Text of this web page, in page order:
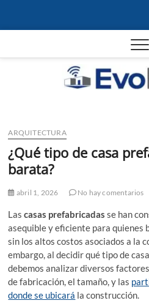
contenido
ARQUITECTURA
¿Qué tipo de casa
barata?
abril 1, 2026 No hay comentarios
Lascasas prefabricadas se han
asequible y eficiente para quienes
sin los altos costos asociados a la
embargo, al decidir qué tipo de
debemos analizar diversos
de fabricación, el tamaño, y las
donde se ubicará la construcción.